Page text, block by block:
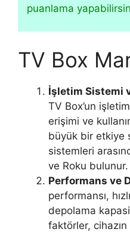
puanlama
TV Box
İşletim Sistemi
TV Box’un
erişimi ve
büyük bir etkiye
sistemleri
ve Roku bulunur.
Performans ve
performansı,
depolama
faktörler, cihazın